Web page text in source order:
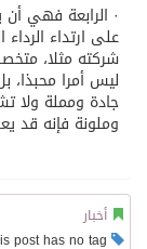
· الرابعة فهي
على ارتداء
شركته مثلا،
ليس أمرا محبذا،
جادة ومملة ولا
وملونة فإنه قد
أخبار